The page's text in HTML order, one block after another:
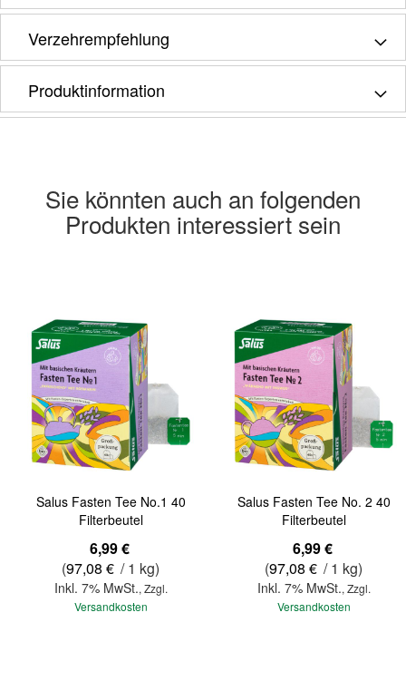
Verzehrempfehlung
Produktinformation
Sie könnten auch an folgenden
Produkten interessiert sein
Salus Fasten Tee No.1 40
Filterbeutel
6,99 €
(97,08 € / 1 kg)
Inkl. 7% MwSt., Zzgl.
Versandkosten
Salus Fasten Tee No. 2 40
Filterbeutel
6,99 €
(97,08 € / 1 kg)
Inkl. 7% MwSt., Zzgl.
Versandkosten